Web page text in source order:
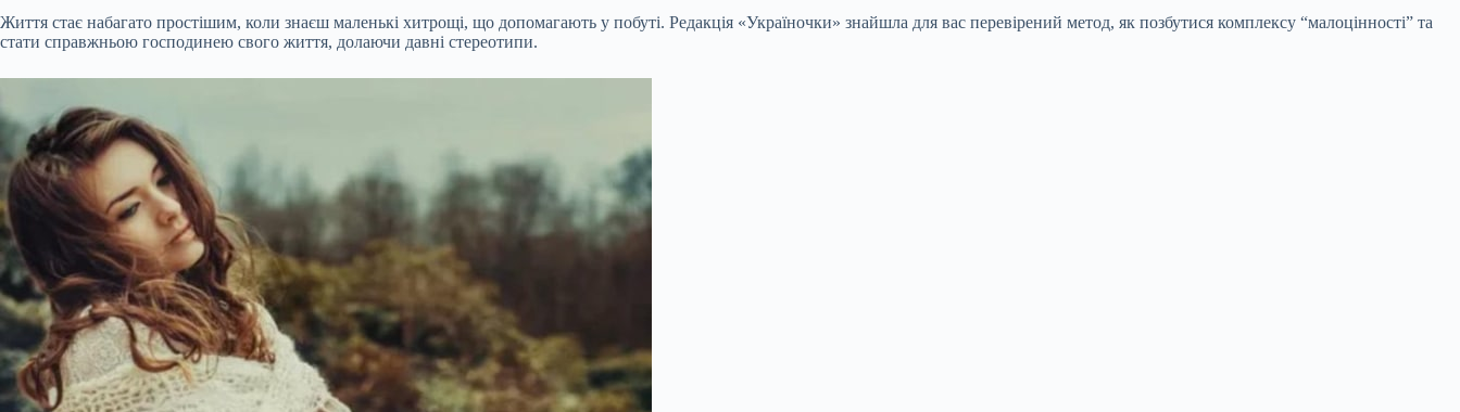
Життя стає набагато простішим, коли знаєш маленькі хитрощі, що допомагають у побуті. Редакція «Україночки» знайшла для вас перевірений метод, як позбутися комплексу “малоцінності” та
стати справжньою господинею свого життя, долаючи давні стереотипи.